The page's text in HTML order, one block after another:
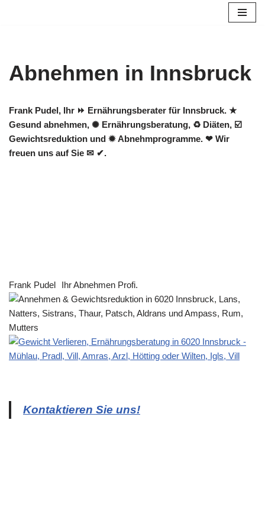
Abnehmen in Innsbruck
Frank Pudel, Ihr ⏩ Ernährungsberater für Innsbruck. ★
Gesund abnehmen, ✺ Ernährungsberatung, ♻ Diäten, ☑️
Gewichtsreduktion und ✹ Abnehmprogramme. ❤ Wir
freuen uns auf Sie ✉ ✔.
Frank Pudel Ihr Abnehmen Profi.
Kontaktieren Sie uns!